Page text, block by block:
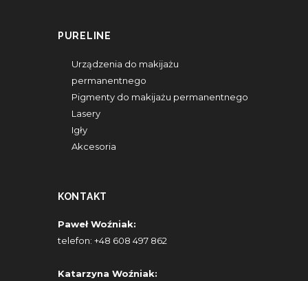
PURELINE
Urządzenia do makijażu
permanentnego
Pigmenty do makijażu permanentnego
Lasery
Igły
Akcesoria
KONTAKT
Paweł Woźniak:
telefon: +48 608 497 862
Katarzyna Woźniak: